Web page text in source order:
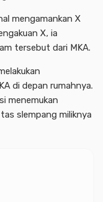
mengamankan X
X, ia
tersebut dari MKA.
di depan rumahnya.
menemukan
slempang miliknya